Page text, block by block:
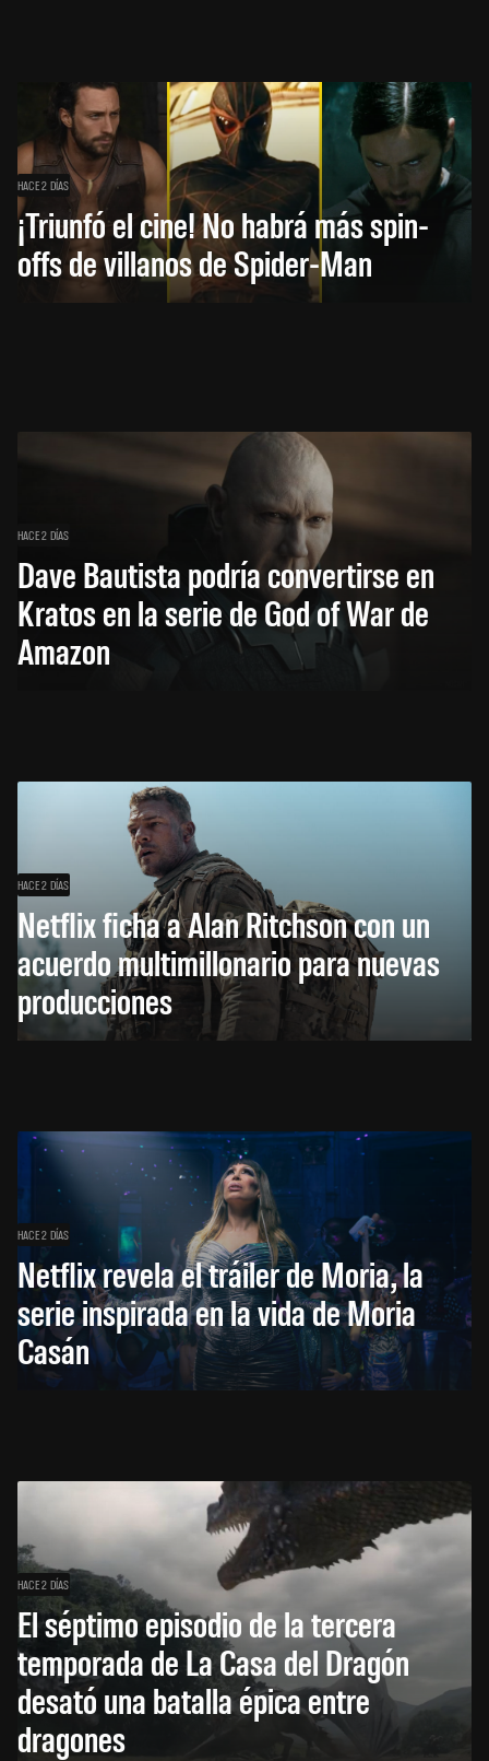
HACE 2 DÍAS
¡Triunfó el cine! No habrá más spin-
offs de villanos de Spider-Man
HACE 2 DÍAS
Dave Bautista podría convertirse en
Kratos en la serie de God of War de
Amazon
HACE 2 DÍAS
Netflix ficha a Alan Ritchson con un
acuerdo multimillonario para nuevas
producciones
HACE 2 DÍAS
Netflix revela el tráiler de Moria, la
serie inspirada en la vida de Moria
Casán
HACE 2 DÍAS
El séptimo episodio de la tercera
temporada de La Casa del Dragón
desató una batalla épica entre
dragones